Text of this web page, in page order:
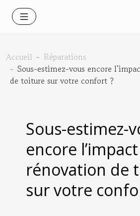
Accueil
Réparations
Sous-estimez-vous encore
de toiture sur votre confort ?
Sous-estimez-
encore
rénovation de
sur votre